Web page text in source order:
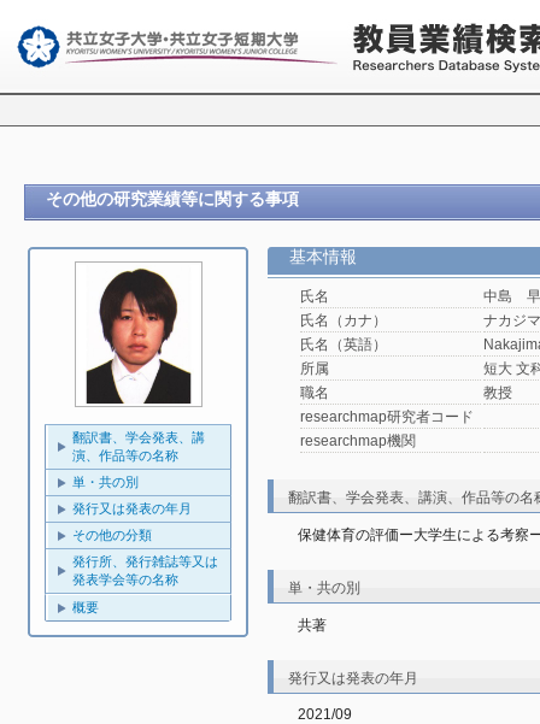
その他の研究業績等に関する事項
翻訳書、学会発表、講
演、作品等の名称
単・共の別
発行又は発表の年月
その他の分類
発行所、発行雑誌等又は
発表学会等の名称
概要
基本情報
氏名
中島
氏名（カナ）
ナカジ
氏名（英語）
所属
短大 文
職名
教授
researchmap研究者コード
researchmap機関
翻訳書、学会発表、講演、作品等の名
保健体育の評価ー大学生による考察
単・共の別
共著
発行又は発表の年月
2021/09